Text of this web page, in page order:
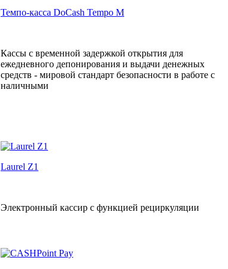
Темпо-касса DoCash Tempo M
Кассы с временной задержкой открытия для
ежедневного депонирования и выдачи денежных
средств - мировой стандарт безопасности в работе с
наличными
Laurel Z1
Электронный кассир с функцией рециркуляции